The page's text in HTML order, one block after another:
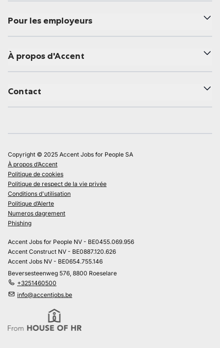
Pour les employeurs
À propos d'Accent
Contact
Copyright © 2025 Accent Jobs for People SA
À propos d’Accent
Politique de cookies
Politique de respect de la vie privée
Conditions d'utilisation
Politique d’Alerte
Numeros dagrement
Phishing
Accent Jobs for People NV - BE0455.069.956
Accent Construct NV - BE0887.120.626
Accent Jobs NV - BE0654.755.146
Beversesteenweg 576, 8800 Roeselare
+3251460500
info@accentjobs.be